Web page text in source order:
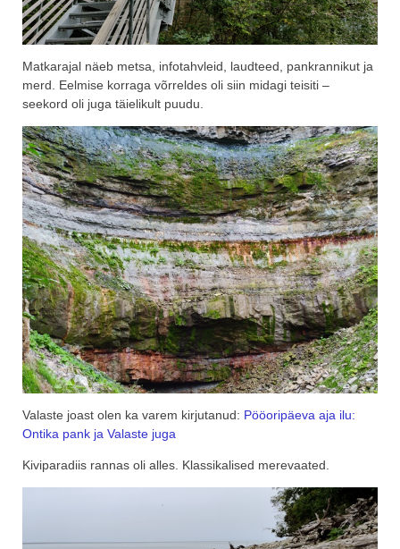
Matkarajal näeb metsa, infotahvleid, laudteed, pankrannikut ja
merd. Eelmise korraga võrreldes oli siin midagi teisiti –
seekord oli juga täielikult puudu.
Valaste joast olen ka varem kirjutanud: Pööoripäeva aja ilu:
Ontika pank ja Valaste juga
Kiviparadiis rannas oli alles. Klassikalised merevaated.